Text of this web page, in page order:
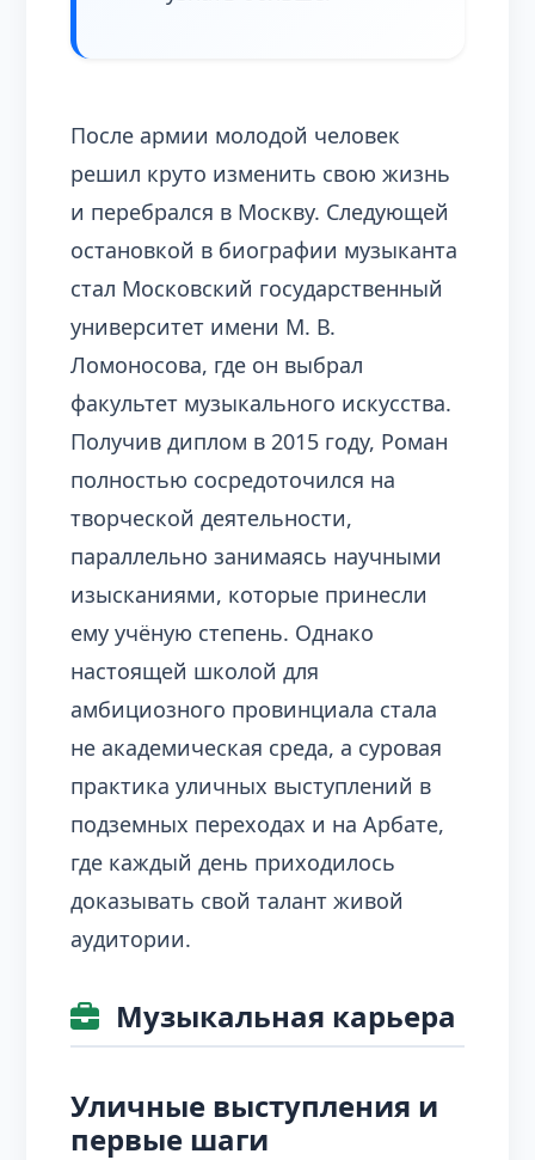
После армии молодой человек
решил круто изменить свою жизнь
и перебрался в Москву. Следующей
остановкой в биографии музыканта
стал Московский государственный
университет имени М. В.
Ломоносова, где он выбрал
факультет музыкального искусства.
Получив диплом в 2015 году, Роман
полностью сосредоточился на
творческой деятельности,
параллельно занимаясь научными
изысканиями, которые принесли
ему учёную степень. Однако
настоящей школой для
амбициозного провинциала стала
не академическая среда, а суровая
практика уличных выступлений в
подземных переходах и на Арбате,
где каждый день приходилось
доказывать свой талант живой
аудитории.
Музыкальная карьера
Уличные выступления и
первые шаги